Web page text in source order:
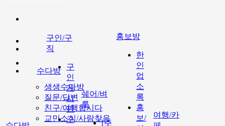
수다방
생생수다방
질문/답변
친구/여행합시다
교민소식/사람찾음
구인/구
직
구
인
게
시
판
구
쉐어/벼
룩
[주
홍보방
한
인
업
소
록
홍
보/
여행/카